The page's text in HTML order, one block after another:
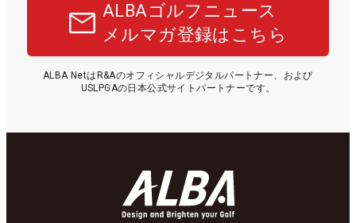
ALBAゴルフニュース
メルマガ登録はこちら
ALBA NetはR&Aのオフィシャルデジタルパートナー、および
USLPGAの日本公式サイトパートナーです。